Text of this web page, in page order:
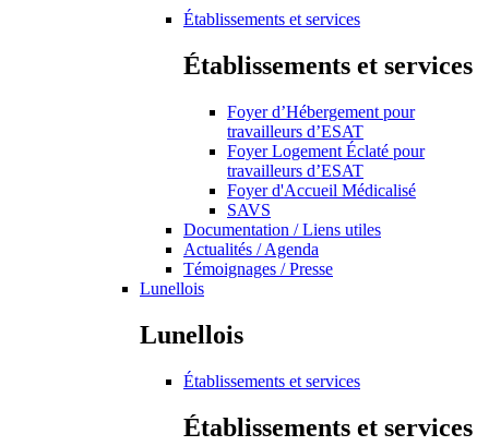
Établissements et services
Établissements et services
Foyer d’Hébergement pour
travailleurs d’ESAT
Foyer Logement Éclaté pour
travailleurs d’ESAT
Foyer d'Accueil Médicalisé
SAVS
Documentation / Liens utiles
Actualités / Agenda
Témoignages / Presse
Lunellois
Lunellois
Établissements et services
Établissements et services